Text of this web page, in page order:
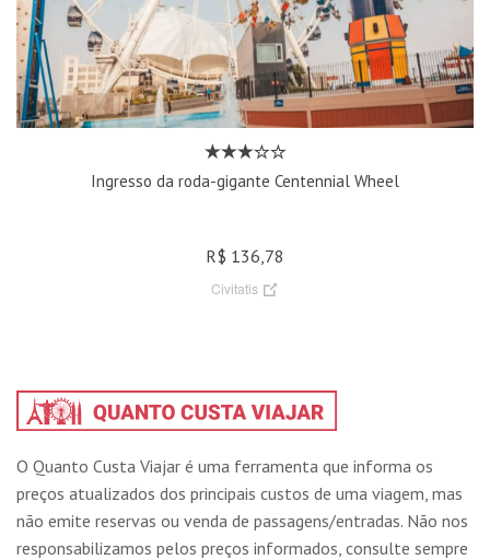
Ingresso da roda-gigante Centennial Wheel
R$ 136,78
Civitatis
O Quanto Custa Viajar é uma ferramenta que informa os
preços atualizados dos principais custos de uma viagem, mas
não emite reservas ou venda de passagens/entradas. Não nos
responsabilizamos pelos preços informados, consulte sempre